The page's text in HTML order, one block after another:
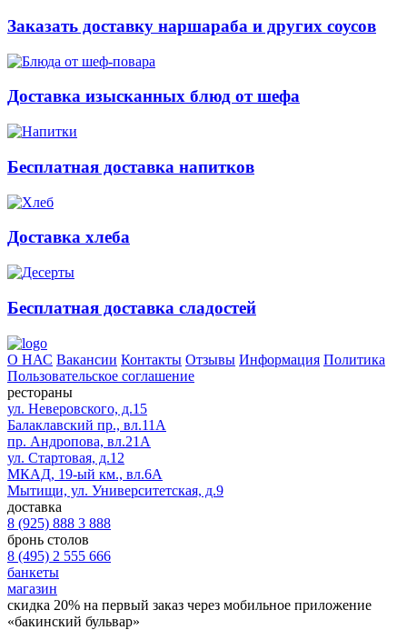
Заказать доставку наршараба и других соусов
Доставка изысканных блюд от шефа
Бесплатная доставка напитков
Доставка хлеба
Бесплатная доставка сладостей
О НАС Вакансии Контакты Отзывы Информация Политика
Пользовательское соглашение
рестораны
ул. Неверовского, д.15
Балаклавский пр., вл.11А
пр. Андропова, вл.21А
ул. Стартовая, д.12
МКАД, 19-ый км., вл.6А
Мытищи, ул. Университетская, д.9
доставка
8 (925) 888 3 888
бронь столов
8 (495) 2 555 666
банкеты
магазин
скидка 20% на первый заказ через мобильное приложение
«бакинский бульвар»